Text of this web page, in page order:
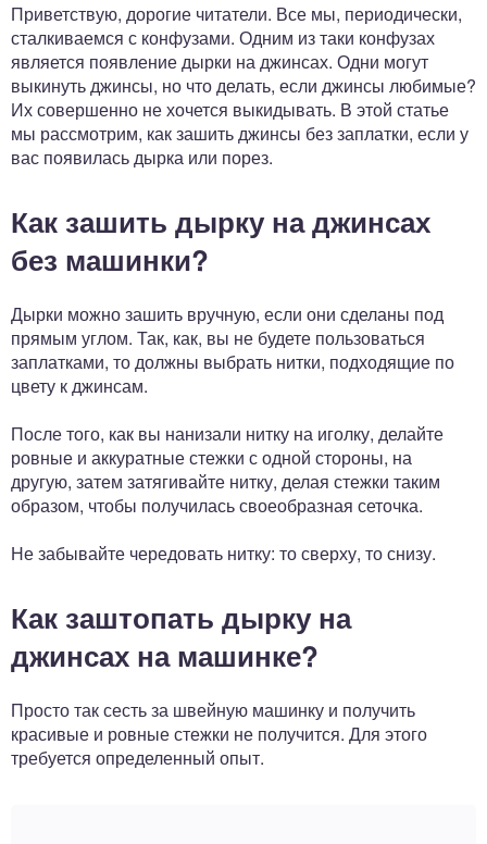
Приветствую, дорогие читатели. Все мы, периодически,
сталкиваемся с конфузами. Одним из таки конфузах
является появление дырки на джинсах. Одни могут
выкинуть джинсы, но что делать, если джинсы любимые?
Их совершенно не хочется выкидывать. В этой статье
мы рассмотрим, как зашить джинсы без заплатки, если у
вас появилась дырка или порез.
Как зашить дырку на джинсах
без машинки?
Дырки можно зашить вручную, если они сделаны под
прямым углом. Так, как, вы не будете пользоваться
заплатками, то должны выбрать нитки, подходящие по
цвету к джинсам.
После того, как вы нанизали нитку на иголку, делайте
ровные и аккуратные стежки с одной стороны, на
другую, затем затягивайте нитку, делая стежки таким
образом, чтобы получилась своеобразная сеточка.
Не забывайте чередовать нитку: то сверху, то снизу.
Как заштопать дырку на
джинсах на машинке?
Просто так сесть за швейную машинку и получить
красивые и ровные стежки не получится. Для этого
требуется определенный опыт.